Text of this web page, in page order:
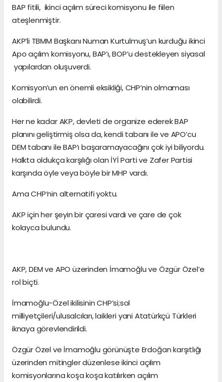
BAP fitili, ikinci açılım süreci komisyonu ile fiilen
ateşlenmiştir.
AKP’li TBMM Başkanı Numan Kurtulmuş’un kurduğu ikinci
Apo açılım komisyonu, BAP’ı, BOP’u destekleyen siyasal
yapılardan oluşuverdi.
Komisyon’un en önemli eksikliği, CHP’nin olmaması
olabilirdi.
Her ne kadar AKP, devleti de organize ederek BAP
planını geliştirmiş olsa da, kendi tabanı ile ve APO’cu
DEM tabanı ile BAP’ı başaramayacağını çok iyi biliyordu.
Halkta oldukça karşılığı olan İYİ Parti ve Zafer Partisi
karşında öyle veya böyle bir MHP vardı.
Ama CHP’nin alternatifi yoktu.
AKP için her şeyin bir çaresi vardı ve çare de çok
kolayca bulundu.
AKP, DEM ve APO üzerinden İmamoğlu ve Özgür Özel’e
rol biçti.
İmamoğlu-Özel ikilisinin CHP’si;sol
milliyetçileri/ulusalcıları, laikleri yani Atatürkçü Türkleri
iknaya görevlendirildi.
Özgür Özel ve İmamoğlu görünüşte Erdoğan karşıtlığı
üzerinden mitingler düzenlese ikinci açılım
komisyonlarına koşa koşa katılırken açılım